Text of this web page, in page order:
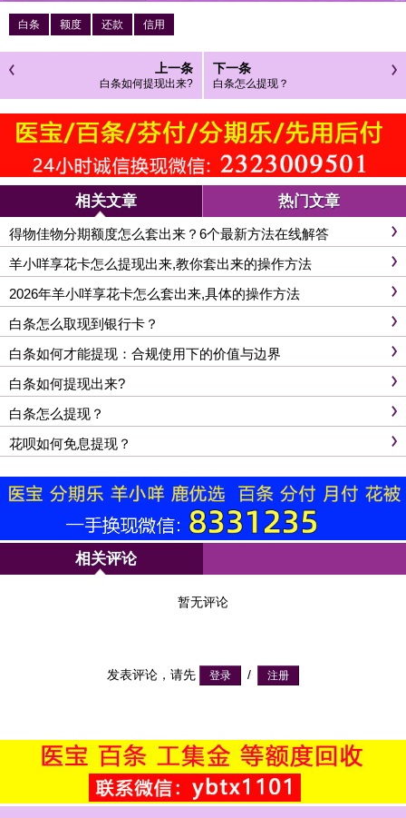
白条 额度 还款 信用
上一条
白条如何提现出来?
下一条
白条怎么提现？
相关文章 热门文章
得物佳物分期额度怎么套出来？6个最新方法在线解答
羊小咩享花卡怎么提现出来,教你套出来的操作方法
2026年羊小咩享花卡怎么套出来,具体的操作方法
白条怎么取现到银行卡？
白条如何才能提现：合规使用下的价值与边界
白条如何提现出来?
白条怎么提现？
花呗如何免息提现？
相关评论
暂无评论
发表评论，请先 /